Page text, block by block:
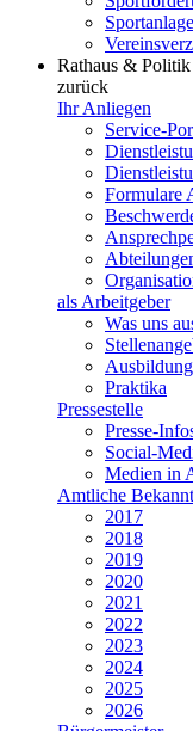
Rathaus & Politik
zurück
Ihr Anliegen
Service-
Formulare
als Arbeitgeber
Was uns
Ausbildung
Praktika
Pressestelle
Presse-
Social-
Medien in
Amtliche
2017
2018
2019
2020
2021
2022
2023
2024
2025
2026